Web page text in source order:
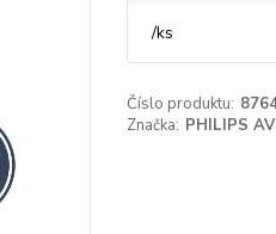
/ks
Číslo produktu:
Značka: PHILIPS